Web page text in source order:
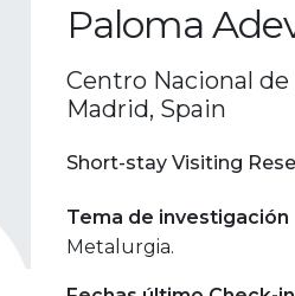
Paloma
Centro Nacional
Madrid, Spain
Short-stay Visiting
Tema de investigación
Metalurgia.